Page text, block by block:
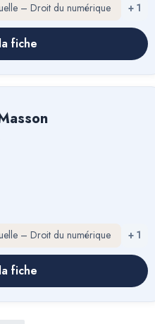
– Droit du numérique + 1
fiche
– Droit du numérique + 1
fiche